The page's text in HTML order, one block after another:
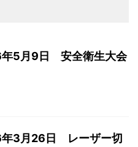
5月9日 安全衛生大会
3月26日 レーザー切